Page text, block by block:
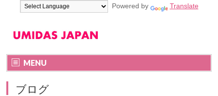
Powered by Translate
MENU
ブログ